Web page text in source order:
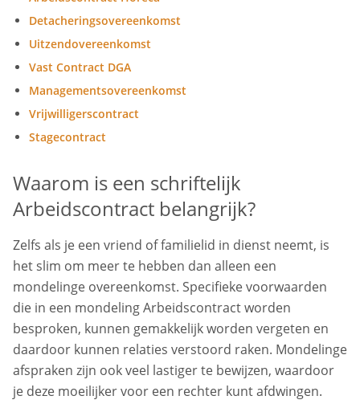
Detacheringsovereenkomst
Uitzendovereenkomst
Vast Contract DGA
Managementsovereenkomst
Vrijwilligerscontract
Stagecontract
Waarom is een schriftelijk
Arbeidscontract belangrijk?
Zelfs als je een vriend of familielid in dienst neemt, is
het slim om meer te hebben dan alleen een
mondelinge overeenkomst. Specifieke voorwaarden
die in een mondeling Arbeidscontract worden
besproken, kunnen gemakkelijk worden vergeten en
daardoor kunnen relaties verstoord raken. Mondelinge
afspraken zijn ook veel lastiger te bewijzen, waardoor
je deze moeilijker voor een rechter kunt afdwingen.